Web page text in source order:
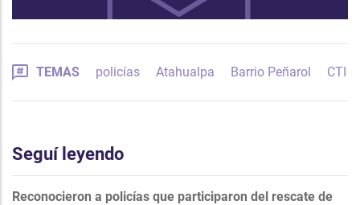
TEMAS policías Atahualpa Barrio Peñarol CTI
Seguí leyendo
Reconocieron a policías que participaron del rescate de